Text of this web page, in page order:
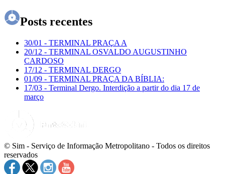
Posts recentes
30/01 - TERMINAL PRAÇA A
20/12 - TERMINAL OSVALDO AUGUSTINHO
CARDOSO
17/12 - TERMINAL DERGO
01/09 - TERMINAL PRAÇA DA BÍBLIA:
17/03 - Terminal Dergo. Interdição a partir do dia 17 de
março
© Sim - Serviço de Informação Metropolitano - Todos os direitos
reservados